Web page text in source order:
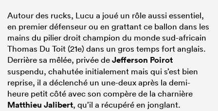
Autour des rucks, Lucu a joué un rôle aussi essentiel,
en premier défenseur ou en grattant ce ballon dans les
mains du pilier droit champion du monde sud-africain
Thomas Du Toit (21e) dans un gros temps fort anglais.
Derrière sa mêlée, privée deJefferson Poirot
suspendu, chahutée initialement mais qui s’est bien
reprise, il a déclenché un une-deux après la demi-
heure petit côté avec son compère de la charnière
Matthieu Jalibert, qu’il a récupéré en jonglant.